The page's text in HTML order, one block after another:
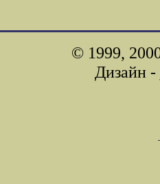
© 1999,
Дизайн -